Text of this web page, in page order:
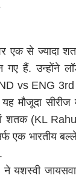
एक से ज्यादा
गए हैं. उन्होंने
vs ENG
मौजूदा
शतक (KL
एक भारतीय
यशस्वी